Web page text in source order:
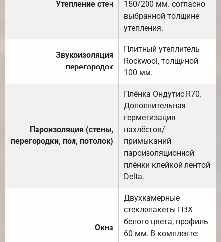
Утепление стен
150/200 мм. согласно
выбранной толщине
утепления.
Звукоизоляция
перегородок
Плитный утеплитель
Rockwool, толщиной
100 мм.
Пароизоляция (стены,
перегородки, пол, потолок)
Плёнка Ондутис R70.
Дополнительная
герметизация
нахлёстов/
примыканий
пароизоляционной
плёнки клейкой лентой
Delta.
Окна
Двухкамерные
стеклопакеты ПВХ
белого цвета, профиль
60 мм. В комплекте: